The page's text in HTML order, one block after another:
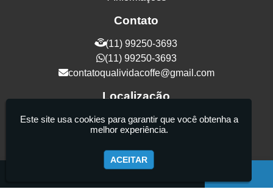
Contato
(11) 99250-3693
(11) 99250-3693
contatoqualividacoffe@gmail.com
Localização
Rua Samurais, 27 - Vila Maria Alta - São
Paulo / SP - CEP: 02130-080
Este site usa cookies para garantir que você obtenha a
melhor experiência.
ACEITAR